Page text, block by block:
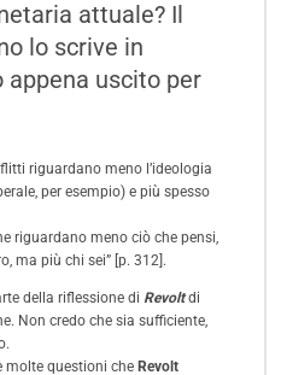
attuale? Il
lo scrive in
appena uscito per
riguardano meno l’ideologia
per esempio) e più spesso
riguardano meno ciò che pensi,
ma più chi sei” [p. 312].
della riflessione di Revoltdi
Non credo che sia sufficiente,
molte questioni che Revolt